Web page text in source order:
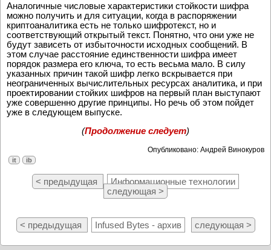
Аналогичные числовые характеристики стойкости шифра
можно получить и для ситуации, когда в распоряжении
криптоаналитика есть не только шифротекст, но и
соответствующий открытый текст. Понятно, что они уже не
будут зависеть от избыточности исходных сообщений. В
этом случае расстояние единственности шифра имеет
порядок размера его ключа, то есть весьма мало. В силу
указанных причин такой шифр легко вскрывается при
неограниченных вычислительных ресурсах аналитика, и при
проектировании стойких шифров на первый план выступают
уже совершенно другие принципы. Но речь об этом пойдет
уже в следующем выпуске.
(Продолжение следует)
Опубликовано: Андрей Винокуров
it ib
< предыдущая
Информационные технологии
следующая >
< предыдущая Infused Bytes - архив следующая >